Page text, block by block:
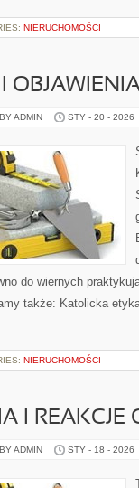
NIERUCHOMOŚCI
ADMIN STY - 20 - 2026
do wiernych
także: Katolicka
NIERUCHOMOŚCI
I REAKCJE
ADMIN STY - 18 - 2026